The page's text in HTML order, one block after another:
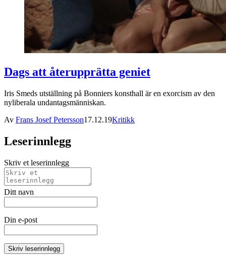
Dags att återupprätta geniet
Iris Smeds utställning på Bonniers konsthall är en exorcism av den
nyliberala undantagsmänniskan.
Av Frans Josef Petersson17.12.19Kritikk
Leserinnlegg
Skriv et leserinnlegg
Ditt navn
Din e-post
Skriv leserinnlegg